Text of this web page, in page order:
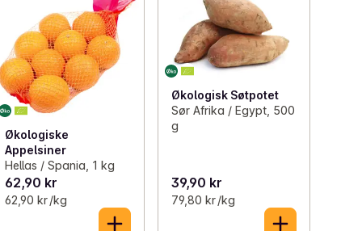
Økologiske
Appelsiner
Hellas / Spania, 1 kg
62,90 kr
62,90 kr /kg
Økologisk Søtpotet
Sør Afrika / Egypt, 500
g
39,90 kr
79,80 kr /kg